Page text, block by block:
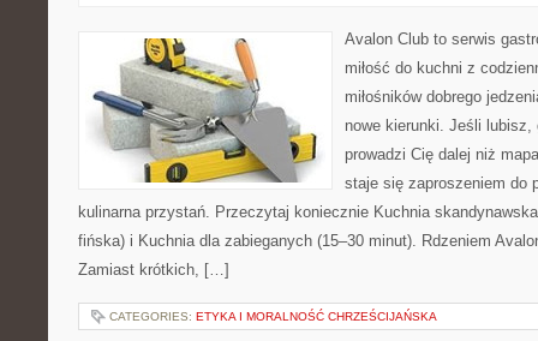
Avalon Club to serwis
miłość do kuchni z
miłośników dobrego
nowe kierunki. Jeśli lubisz,
prowadzi Cię dalej niż
staje się zaproszeniem do
kulinarna przystań. Przeczytaj koniecznie Kuchnia
fińska) i Kuchnia dla zabieganych (15–30 minut). Rdzeniem
Zamiast krótkich, […]
CATEGORIES: ETYKA I MORALNOŚĆ CHRZEŚCIJAŃSKA